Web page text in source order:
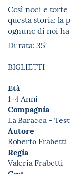
Così noci e torte
questa storia: la
ognuno di noi ha
Durata: 35′
BIGLIETTI
Età
1-4 Anni
Compagnia
La Baracca -
Autore
Roberto Frabetti
Regia
Valeria Frabetti